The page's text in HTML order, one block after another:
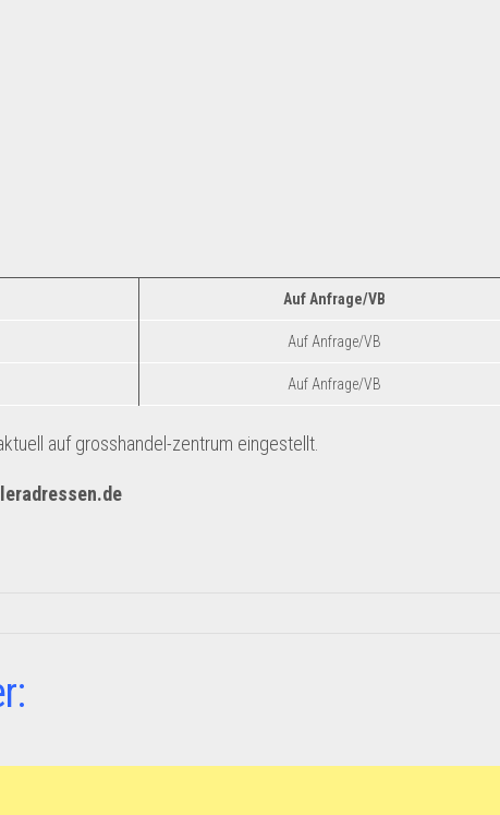
Auf Anfrage/VB
Auf Anfrage/VB
Auf Anfrage/VB
auf grosshandel-zentrum eingestellt.